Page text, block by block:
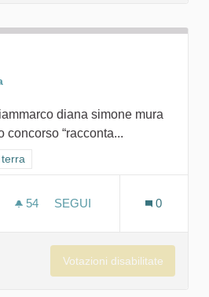
diana simone mura
concorso “racconta...
GOAL 15 - Vita sulla terra
54 54 SOSTENITORI
SEGUI
0
Votazioni disabilitate